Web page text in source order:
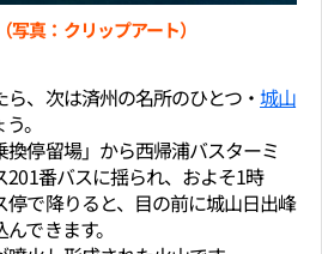
写真：クリップアート）
、次は済州の名所のひとつ・ 城山
。
停留場」から西帰浦バスターミ
番バスに揺られ、およそ1時
で降りると、目の前に城山日出峰
できます。